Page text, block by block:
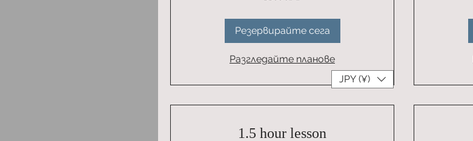
Резервирайте сега
Разгледайте планове
1.5 hour lesson
JPY (¥)